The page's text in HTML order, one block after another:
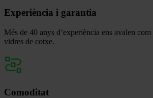
Experiència i garantia
Més de 40 anys d’experiència ens avalen com
vidres de cotxe.
Comoditat